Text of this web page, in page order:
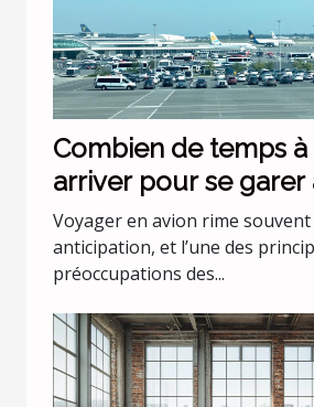
Combien de temps
arriver pour se garer
l'aéroport Lyon Saint
Voyager en avion rime souvent
anticipation, et l’une des
préoccupations des...